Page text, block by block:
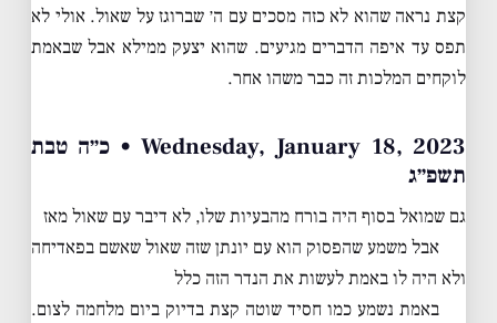
קצת נראה שהוא לא כזה מסכים עם ה׳ שברוגז על שאול. אולי לא
תפס עד איפה הדברים מגיעים. שהוא יצעק ממילא אבל שבאמת
לוקחים המלכות זה כבר משהו אחר.
Wednesday, January 18, 2023 • כ״ה טבת
תשפ״ג
גם שמואל בסוף היה בורח מהבעיות שלו, לא דיבר עם שאול מאז
אבל משמע שהפסוק הוא עם יונתן שזה שאול שאשם בפאדיחה
ולא היה לו באמת לעשות את הנדר הזה כלל
באמת נשמע כמו חסיד שוטה קצת בדיוק ביום מלחמה לצום.